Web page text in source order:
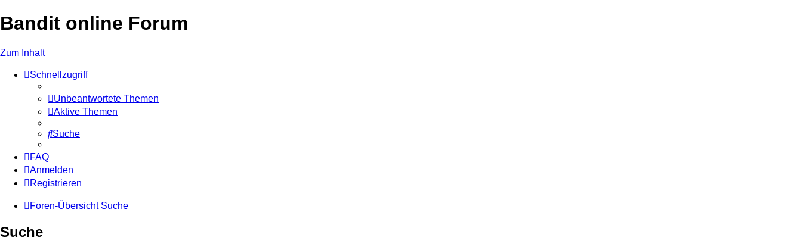
Bandit online Forum
Zum Inhalt
Schnellzugriff
Unbeantwortete Themen
Aktive Themen
Suche
FAQ
Anmelden
Registrieren
Foren-Übersicht Suche
Suche